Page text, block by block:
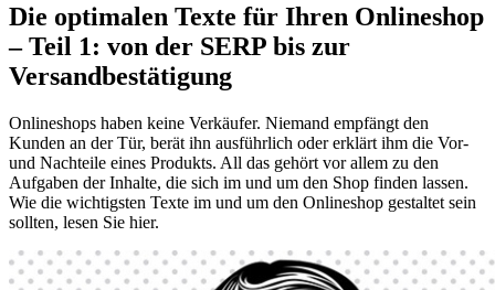
Die optimalen Texte für Ihren Onlineshop
– Teil 1: von der SERP bis zur
Versandbestätigung
Onlineshops haben keine Verkäufer. Niemand empfängt den
Kunden an der Tür, berät ihn ausführlich oder erklärt ihm die Vor-
und Nachteile eines Produkts. All das gehört vor allem zu den
Aufgaben der Inhalte, die sich im und um den Shop finden lassen.
Wie die wichtigsten Texte im und um den Onlineshop gestaltet sein
sollten, lesen Sie hier.